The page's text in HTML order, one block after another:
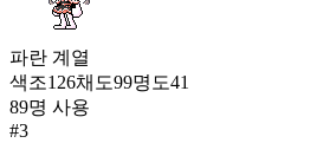
햇살 퍼레이드(여)
593
파란 계열
색조126채도99명도41
89명 사용
#3